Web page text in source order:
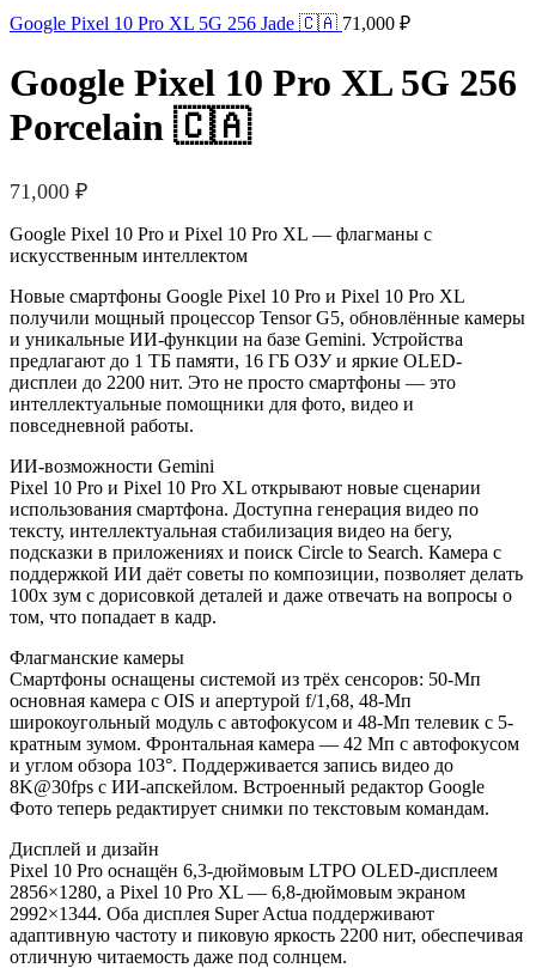
Google Pixel 10 Pro XL 5G 256 Jade 🇨🇦 71,000 ₽
Google Pixel 10 Pro XL 5G 256
Porcelain 🇨🇦
71,000 ₽
Google Pixel 10 Pro и Pixel 10 Pro XL — флагманы с
искусственным интеллектом
Новые смартфоны Google Pixel 10 Pro и Pixel 10 Pro XL
получили мощный процессор Tensor G5, обновлённые камеры
и уникальные ИИ-функции на базе Gemini. Устройства
предлагают до 1 ТБ памяти, 16 ГБ ОЗУ и яркие OLED-
дисплеи до 2200 нит. Это не просто смартфоны — это
интеллектуальные помощники для фото, видео и
повседневной работы.
ИИ-возможности Gemini
Pixel 10 Pro и Pixel 10 Pro XL открывают новые сценарии
использования смартфона. Доступна генерация видео по
тексту, интеллектуальная стабилизация видео на бегу,
подсказки в приложениях и поиск Circle to Search. Камера с
поддержкой ИИ даёт советы по композиции, позволяет делать
100х зум с дорисовкой деталей и даже отвечать на вопросы о
том, что попадает в кадр.
Флагманские камеры
Смартфоны оснащены системой из трёх сенсоров: 50-Мп
основная камера с OIS и апертурой f/1,68, 48-Мп
широкоугольный модуль с автофокусом и 48-Мп телевик с 5-
кратным зумом. Фронтальная камера — 42 Мп с автофокусом
и углом обзора 103°. Поддерживается запись видео до
8K@30fps с ИИ-апскейлом. Встроенный редактор Google
Фото теперь редактирует снимки по текстовым командам.
Дисплей и дизайн
Pixel 10 Pro оснащён 6,3-дюймовым LTPO OLED-дисплеем
2856×1280, а Pixel 10 Pro XL — 6,8-дюймовым экраном
2992×1344. Оба дисплея Super Actua поддерживают
адаптивную частоту и пиковую яркость 2200 нит, обеспечивая
отличную читаемость даже под солнцем.